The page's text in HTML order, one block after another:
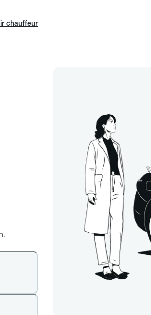
chauffeur